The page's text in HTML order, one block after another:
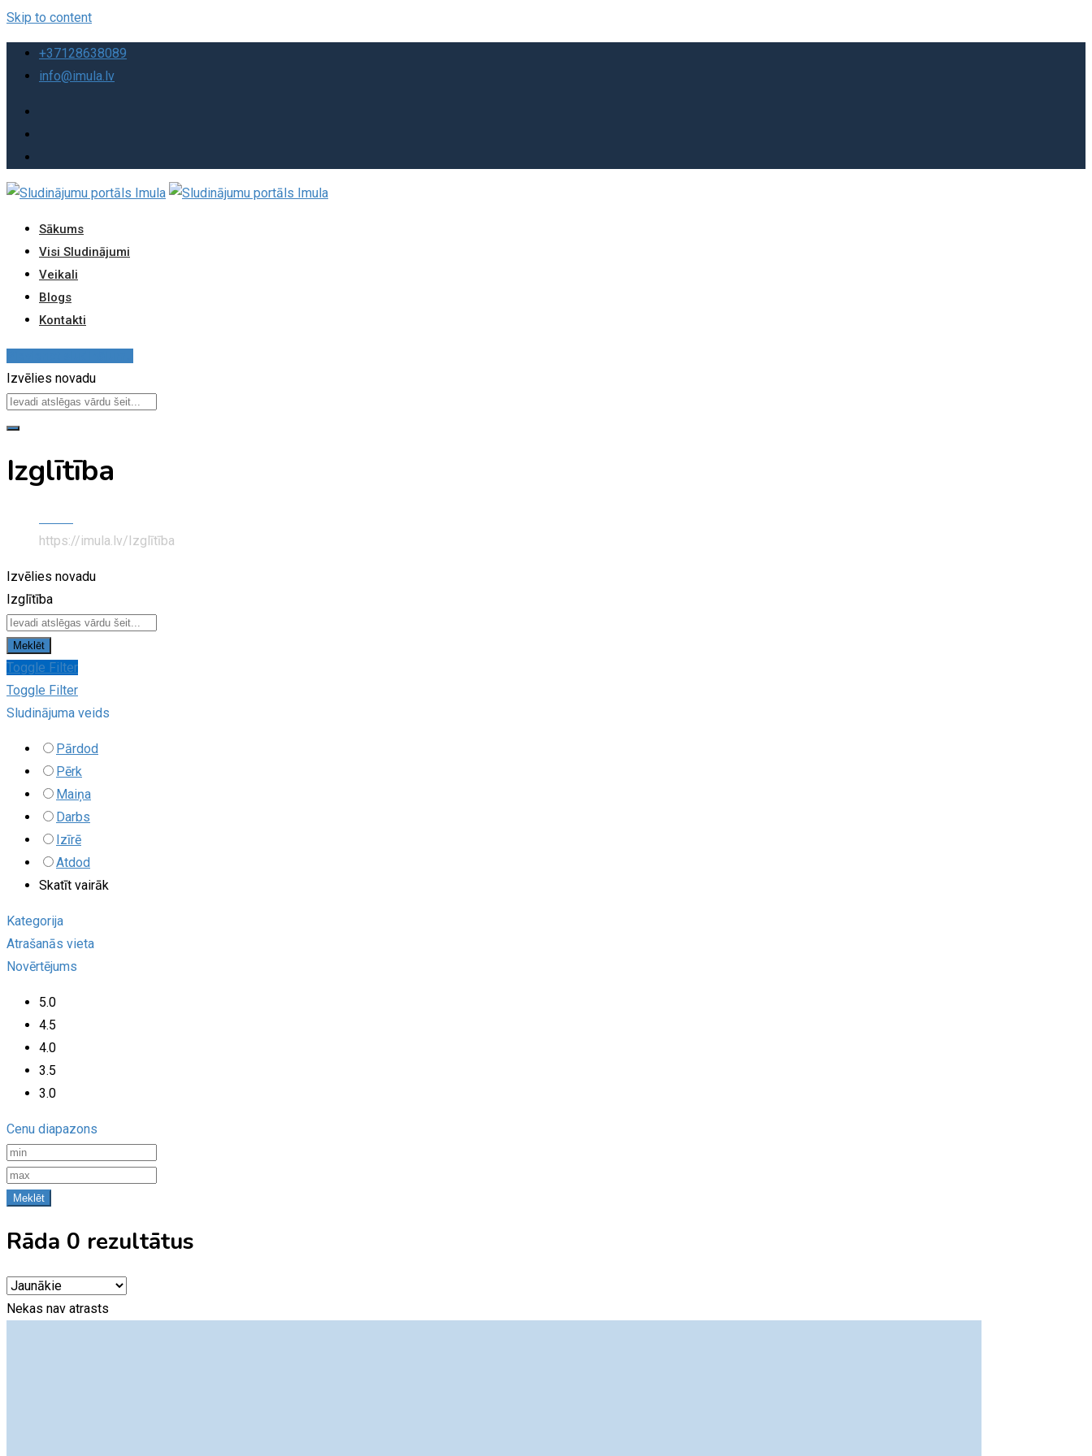
Skip to content
+37128638089
info@imula.lv
Sākums
Visi Sludinājumi
Veikali
Blogs
Kontakti
Izvēlies novadu
Izglītība
https://imula.lv/ Izglītība
Izvēlies novadu
Izglītība
Meklēt
Toggle Filter
Toggle Filter
Sludinājuma veids
Pārdod
Pērk
Maiņa
Darbs
Izīrē
Atdod
Skatīt vairāk
Kategorija
Atrašanās vieta
Novērtējums
5.0
4.5
4.0
3.5
3.0
Cenu diapazons
Meklēt
Rāda 0 rezultātus
Nekas nav atrasts